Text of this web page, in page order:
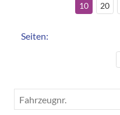
10 20
Seiten:
Fahrzeugnr.